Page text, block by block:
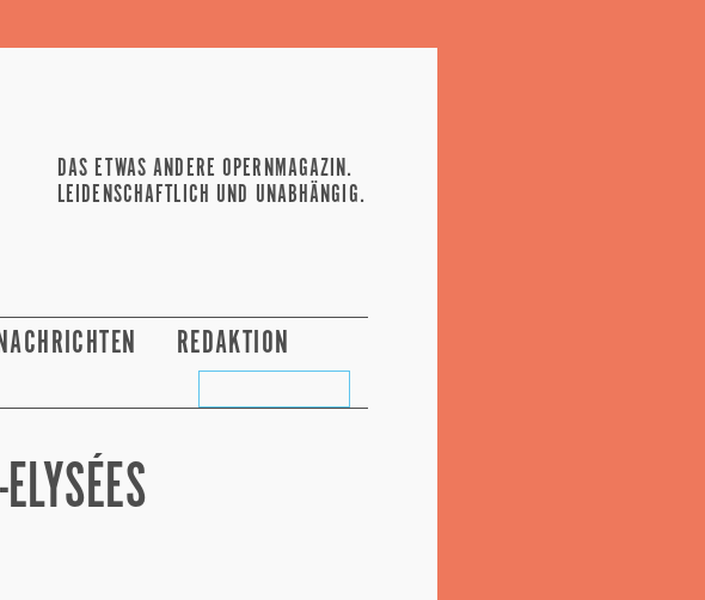
DAS ETWAS ANDERE OPERNMAGAZIN.
LEIDENSCHAFTLICH UND UNABHÄNGIG.
REDAKTION